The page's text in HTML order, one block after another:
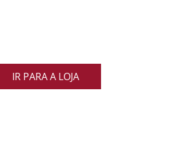
IR PARA A LOJA